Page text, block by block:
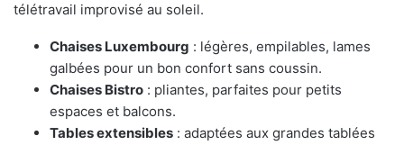
télétravail improvisé au soleil.
Chaises Luxembourg : légères, empilables, lames
galbées pour un bon confort sans coussin.
Chaises Bistro : pliantes, parfaites pour petits
espaces et balcons.
Tables extensibles : adaptées aux grandes tablées